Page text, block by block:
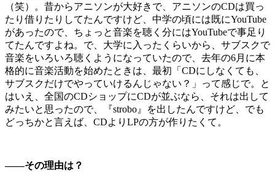
（笑）。昔からアニソンが大好きで、アニソンのCDは買っ
たり借りたりしてたんですけど、中学の頃には既にYouTube
があったので、ちょっと音楽を聴く分にはYouTubeで事足り
てたんですよね。で、大学に入ったくらいから、サブスクで
音楽をいろいろ聴くようになっていたので、去年の6月に本
格的に音楽活動を始めたときは、最初「CDにしなくても、
サブスクだけでやっていけるんじゃない？」って感じで。と
はいえ、全国のCDショップにCDが並ぶなら、それは出して
みたいと思ったので、『strobo』を出したんですけど、でも
どっちかと言えば、CDよりLPの方が作りたくて。
――その理由は？